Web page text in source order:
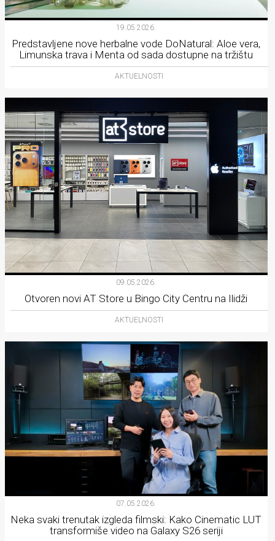
19.05.2026.
Predstavljene nove herbalne vode DoNatural: Aloe vera,
Limunska trava i Menta od sada dostupne na tržištu
AKTUELNOSTI
09.05.2026.
Otvoren novi AT Store u Bingo City Centru na Ilidži
AKTUELNOSTI
07.05.2026.
Neka svaki trenutak izgleda filmski: Kako Cinematic LUT
transformiše video na Galaxy S26 seriji